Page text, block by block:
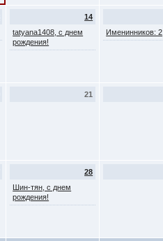
14
tatyana1408, с днем
рождения!
Именинников: 2
21
28
Шин-тян, с днем
рождения!